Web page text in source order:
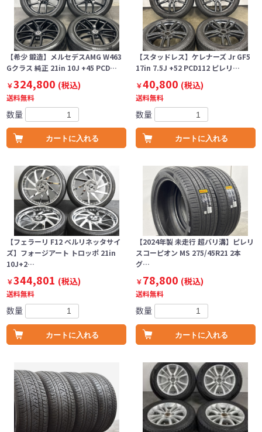
【希少 鍛造】メルセデスAMG W463
Gクラス 純正 21in 10J +45 PCD…
￥324,800 (税込)
送料無料
数量
カートに入れる
【スタッドレス】ケレナーズ Jr GF5
17in 7.5J +52 PCD112 ピレリ…
￥40,800 (税込)
送料無料
数量
カートに入れる
【フェラーリ F12 ベルリネッタサイ
ズ】フォージアート トロッポ 21in
10J+2…
￥344,801 (税込)
送料無料
数量
カートに入れる
【2024年製 未走行 超バリ溝】ピレリ
スコーピオン MS 275/45R21 2本
グ…
￥78,800 (税込)
送料無料
数量
カートに入れる